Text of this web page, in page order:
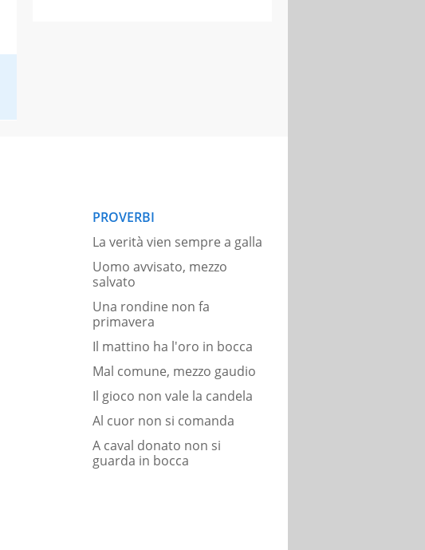
PROVERBI
La verità vien sempre a galla
Uomo avvisato, mezzo
salvato
Una rondine non fa
primavera
Il mattino ha l'oro in bocca
Mal comune, mezzo gaudio
Il gioco non vale la candela
Al cuor non si comanda
A caval donato non si
guarda in bocca